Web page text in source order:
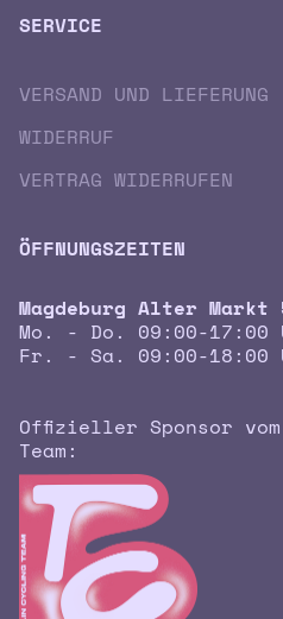
SERVICE
VERSAND UND LIEFERUNG
WIDERRUF
VERTRAG WIDERRUFEN
ÖFFNUNGSZEITEN
Magdeburg Alter Markt
Mo. - Do. 09:00-17:00
Fr. - Sa. 09:00-18:00
Offizieller Sponsor
Team: